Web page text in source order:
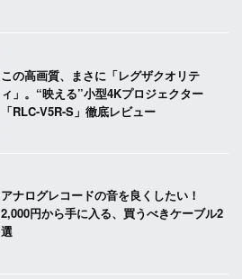
この高画質、まさに「レグザクオリテ
ィ」。“映える”小型4Kプロジェクター
「RLC-V5R-S」徹底レビュー
アナログレコードの音を良くしたい！
2,000円から手に入る、買うべきケーブル2
選